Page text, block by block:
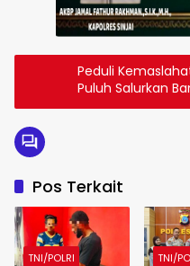
Peduli
Puluh Salurkan
warga
Pos Terkait
TNI/POLRI TNI/